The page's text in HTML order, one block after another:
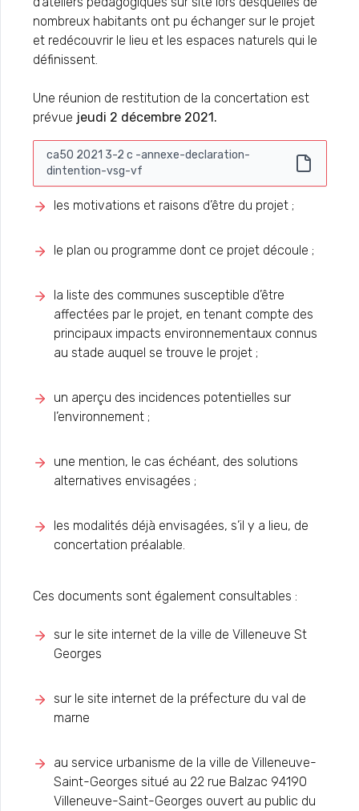
nombreux habitants ont pu échanger sur le projet
et redécouvrir le lieu et les espaces naturels qui le
définissent.
Une réunion de restitution de la concertation est
prévue jeudi 2 décembre 2021.
ca50 2021 3-2 c -annexe-declaration-
dintention-vsg-vf
les motivations et raisons d’être du projet ;
le plan ou programme dont ce projet découle ;
la liste des communes susceptible d’être
affectées par le projet, en tenant compte des
principaux impacts environnementaux connus
au stade auquel se trouve le projet ;
un aperçu des incidences potentielles sur
l’environnement ;
une mention, le cas échéant, des solutions
alternatives envisagées ;
les modalités déjà envisagées, s’il y a lieu, de
concertation préalable.
Ces documents sont également consultables :
sur le site internet de la ville de Villeneuve St
Georges
sur le site internet de la préfecture du val de
marne
au service urbanisme de la ville de Villeneuve-
Saint-Georges situé au 22 rue Balzac 94190
Villeneuve-Saint-Georges ouvert au public du